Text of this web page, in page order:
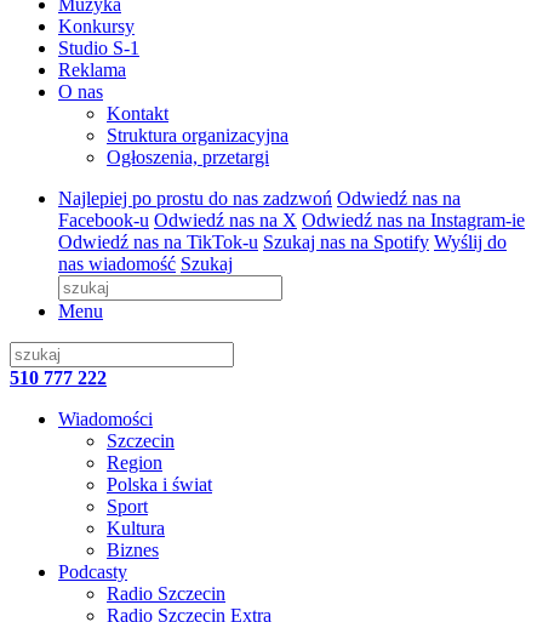
Muzyka
Konkursy
Studio S-1
Reklama
O nas
Kontakt
Struktura organizacyjna
Ogłoszenia, przetargi
Najlepiej po prostu do nas zadzwoń Odwiedź nas na
Facebook-u Odwiedź nas na X Odwiedź nas na Instagram-ie
Odwiedź nas na TikTok-u Szukaj nas na Spotify Wyślij do
nas wiadomość Szukaj
Menu
510 777 222
Wiadomości
Szczecin
Region
Polska i świat
Sport
Kultura
Biznes
Podcasty
Radio Szczecin
Radio Szczecin Extra